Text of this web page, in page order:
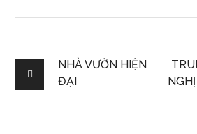
NHÀ VƯỜN HIỆN
ĐẠI